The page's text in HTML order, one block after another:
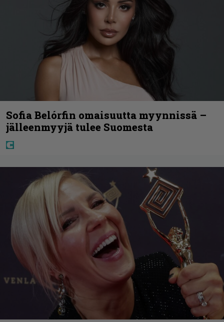
Sofia Belórfin omaisuutta myynnissä –
jälleenmyyjä tulee Suomesta